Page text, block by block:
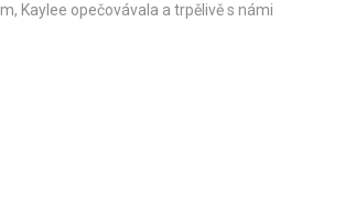
Kaylee opečovávala a trpělivě s námi